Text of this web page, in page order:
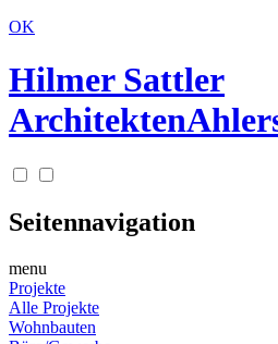
OK
Hilmer Sattler
Architekten
Seitennavigation
menu
Projekte
Alle Projekte
Wohnbauten